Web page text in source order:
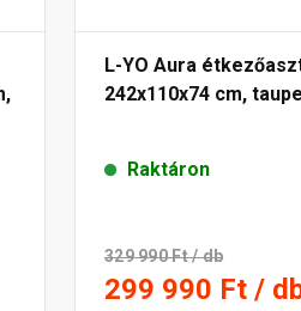
L-YO Aura
242x110x74 cm, taupe
Raktáron
329 990 Ft/ db
299 990 Ft /